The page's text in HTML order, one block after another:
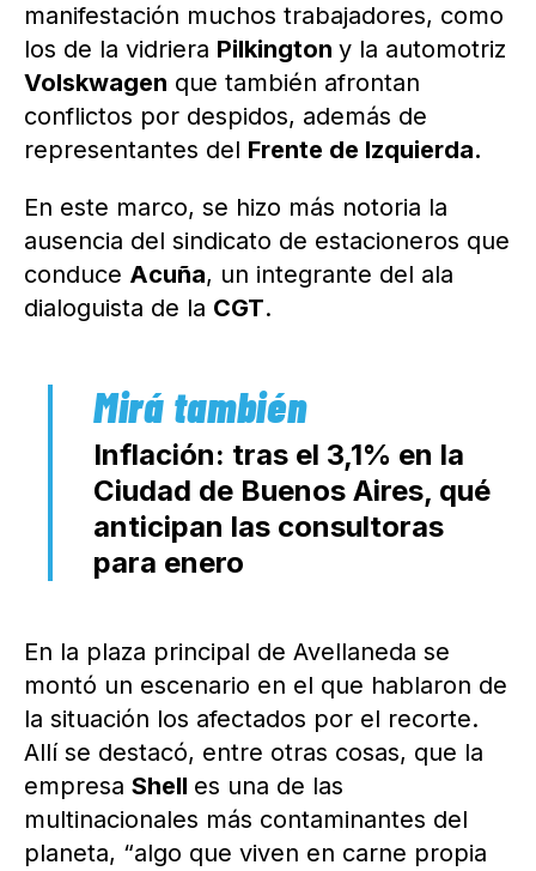
manifestación muchos trabajadores, como
los de la vidriera Pilkington y la automotriz
Volskwagen que también afrontan
conflictos por despidos, además de
representantes del Frente de Izquierda.
En este marco, se hizo más notoria la
ausencia del sindicato de estacioneros que
conduce Acuña, un integrante del ala
dialoguista de la CGT.
Inflación: tras el 3,1% en la
Ciudad de Buenos Aires, qué
anticipan las consultoras
para enero
En la plaza principal de Avellaneda se
montó un escenario en el que hablaron de
la situación los afectados por el recorte.
Allí se destacó, entre otras cosas, que la
empresa Shell es una de las
multinacionales más contaminantes del
planeta, “algo que viven en carne propia